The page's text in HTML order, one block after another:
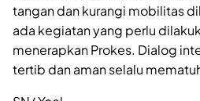
tangan dan kurangi mobilitas
ada kegiatan yang perlu
menerapkan Prokes. Dialog
tertib dan aman selalu